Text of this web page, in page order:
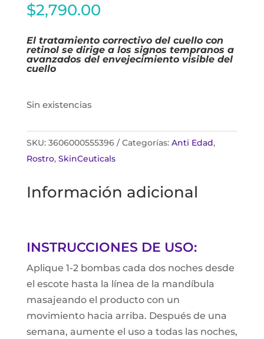
$2,790.00
El tratamiento correctivo del cuello con
retinol se dirige a los signos tempranos a
avanzados del envejecimiento visible del
cuello
Sin existencias
SKU: 3606000555396 Categorías: Anti Edad,
Rostro, SkinCeuticals
Información adicional
INSTRUCCIONES DE USO:
Aplique 1-2 bombas cada dos noches desde
el escote hasta la línea de la mandíbula
masajeando el producto con un
movimiento hacia arriba. Después de una
semana, aumente el uso a todas las noches,